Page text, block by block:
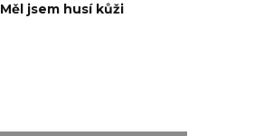
Měl jsem husí kůži